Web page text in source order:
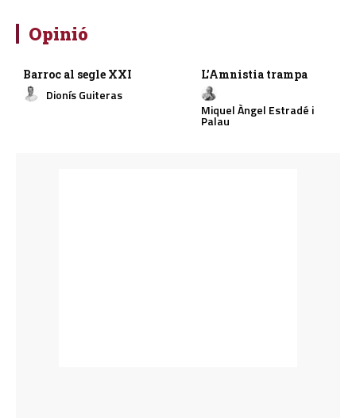
Opinió
Barroc al segle XXI
Dionís Guiteras
L’Amnistia trampa
Miquel Àngel Estradé i
Palau